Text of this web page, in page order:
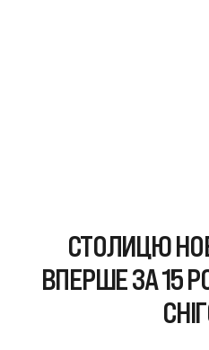
СТОЛИЦЮ
ВПЕРШЕ ЗА 15